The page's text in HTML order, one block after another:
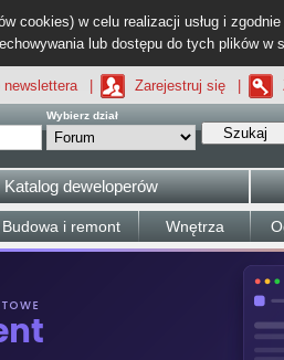
cookies) w celu realizacji usług i zgodnie
lub dostępu do tych plików w
Zarejestruj się
Wybierz dział
Szukaj
Katalog deweloperów
Budowa i remont Wnętrza